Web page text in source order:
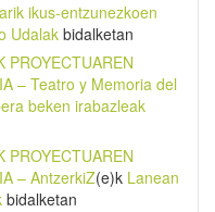
ikus-entzunezkoen
Udalak bidalketan
PROYECTUAREN
– Teatro y Memoria del
beken irabazleak
PROYECTUAREN
– AntzerkiZ(e)k Lanean
bidalketan